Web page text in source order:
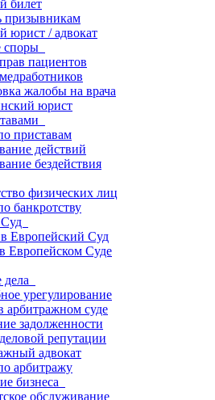
билет
юрист / адвокат
споры
пациентов
жалобы на врача
юрист
приставам
действий
бездействия
физических лиц
банкротству
Европейский Суд
Европейском Суде
урегулирование
арбитражном суде
задолженности
репутации
адвокат
арбитражу
бизнеса
обслуживание